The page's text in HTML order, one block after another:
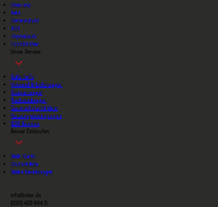
Über uns
Jobs
Datenschutz
AGB
Impressum
Handbücher
Unser Service
Soforthilfe
Versand & Lieferungen
Stornierungen
Rücksendungen
Datenschutzrichtlinie
Nutzungsbedingungen
B2B-Kunden
Besser Einkaufen
Mein Konto
Wunschliste
Meine Bestellungen
info@stier.de
(030) 403 644 0